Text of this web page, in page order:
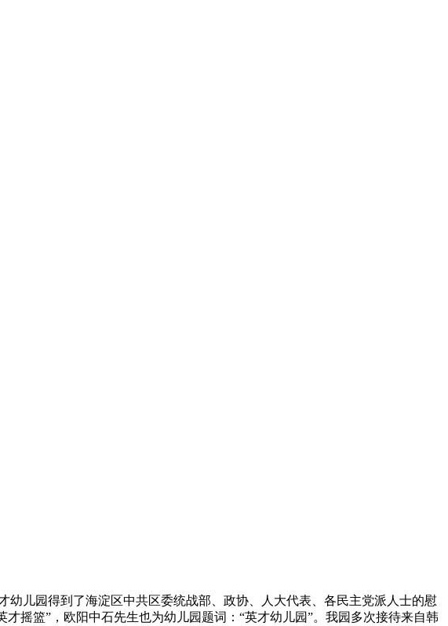
儿园得到了海淀区中共区委统战部、政协、人大代表、各民主党派人士的慰
摇篮”，欧阳中石先生也为幼儿园题词：“英才幼儿园”。我园多次接待来自韩